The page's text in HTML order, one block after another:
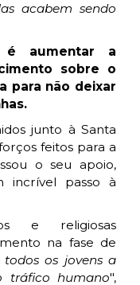
acabem sendo
é aumentar a
sobre o
para não deixar
junto à Santa
feitos para a
o seu apoio,
incrível passo à
e religiosas
na fase de
todos os jovens a
tráfico humano",